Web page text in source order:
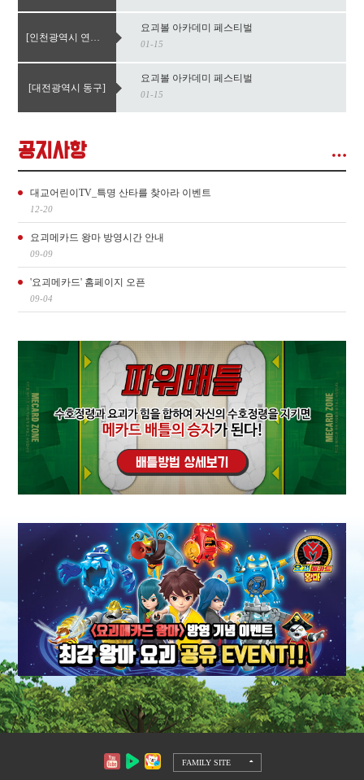
[인천광역시 연수구]
요괴볼 아카데미 페스티벌
01-15
[대전광역시 동구]
요괴볼 아카데미 페스티벌
01-15
공지사항
대교어린이TV_특명 산타를 찾아라 이벤트
12-20
요괴메카드 왕마 방영시간 안내
09-09
'요괴메카드' 홈페이지 오픈
09-04
FAMILY SITE